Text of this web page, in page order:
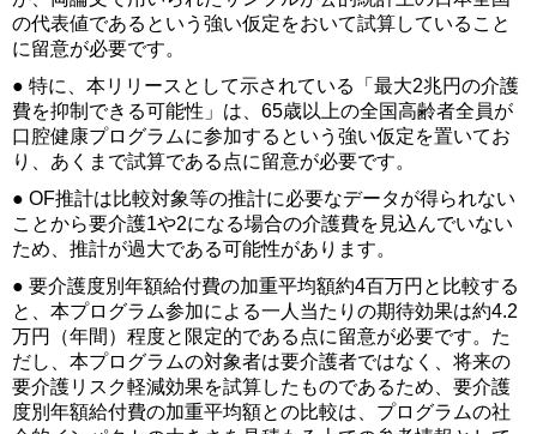
の代表値であるという強い仮定をおいて試算していること
に留意が必要です。
● 特に、本リリースとして示されている「最大2兆円の介護
費を抑制できる可能性」は、65歳以上の全国高齢者全員が
口腔健康プログラムに参加するという強い仮定を置いてお
り、あくまで試算である点に留意が必要です。
● OF推計は比較対象等の推計に必要なデータが得られない
ことから要介護1や2になる場合の介護費を見込んでいない
ため、推計が過大である可能性があります。
● 要介護度別年額給付費の加重平均額約4百万円と比較する
と、本プログラム参加による一人当たりの期待効果は約4.2
万円（年間）程度と限定的である点に留意が必要です。た
だし、本プログラムの対象者は要介護者ではなく、将来の
要介護リスク軽減効果を試算したものであるため、要介護
度別年額給付費の加重平均額との比較は、プログラムの社